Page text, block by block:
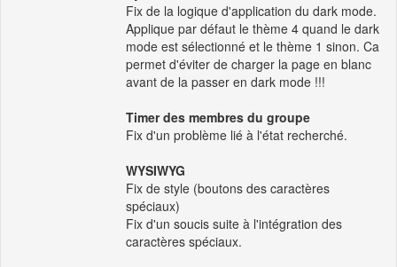
Fix de la logique d'application du dark mode.
Applique par défaut le thème 4 quand le dark
mode est sélectionné et le thème 1 sinon. Ca
permet d'éviter de charger la page en blanc
avant de la passer en dark mode !!!
Timer des membres du groupe
Fix d'un problème lié à l'état recherché.
WYSIWYG
Fix de style (boutons des caractères
spéciaux)
Fix d'un soucis suite à l'intégration des
caractères spéciaux.